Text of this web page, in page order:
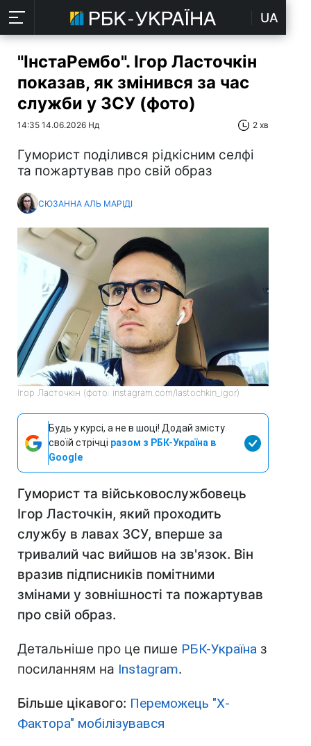
UA
"ІнстаРембо". Ігор Ласточкін
показав, як змінився за час
служби у ЗСУ (фото)
14:35 14.06.2026 Нд 2 хв
Гуморист поділився рідкісним селфі
та пожартував про свій образ
СЮЗАННА АЛЬ МАРІДІ
Ігор Ласточкін (фото: instagram.com/lastochkin_igor)
Будь у курсі, а не в шоці! Додай змісту
своїй стрічці разом з РБК-Україна в
Google
Гуморист та військовослужбовець
Ігор Ласточкін, який проходить
службу в лавах ЗСУ, вперше за
тривалий час вийшов на зв'язок. Він
вразив підписників помітними
змінами у зовнішності та пожартував
про свій образ.
Детальніше про це пише РБК-Україна з
посиланням на Instagram.
Більше цікавого: Переможець "Х-
Фактора" мобілізувався